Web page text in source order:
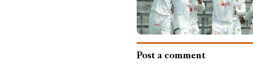
Post a comment